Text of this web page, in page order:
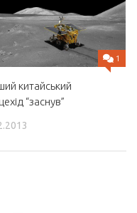
1
китайський
“заснув”